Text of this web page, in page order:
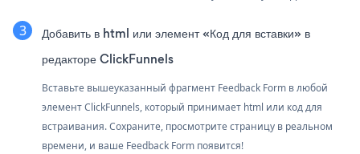
Добавить в html или элемент «Код для вставки» в
редакторе ClickFunnels
Вставьте вышеуказанный фрагмент Feedback Form в любой
элемент ClickFunnels, который принимает html или код для
встраивания. Сохраните, просмотрите страницу в реальном
времени, и ваше Feedback Form появится!